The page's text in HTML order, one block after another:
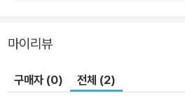
다. 돌연변이·DNA의 메틸화 및 광유전학·게놈 편집 등 유전자의 조
작 현재는 유전자 변형(유전자 조작) 기술이 향상되어 목적한 대로 유
전자를 파괴하거나 유전자를 더할 수
(옵토제네틱스)’ ‘게놈 편집’ 등 획기적
마이리뷰
구매자 (0) 전체 (2)